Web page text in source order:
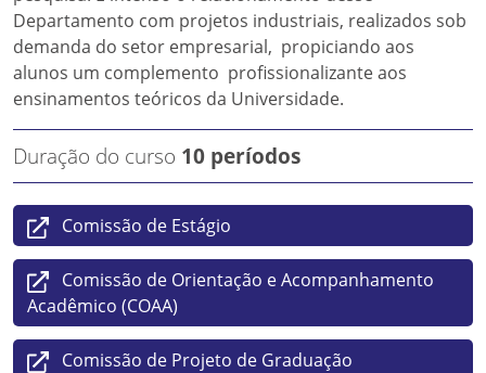
Departamento com projetos industriais, realizados sob
demanda do setor empresarial, propiciando aos
alunos um complemento profissionalizante aos
ensinamentos teóricos da Universidade.
Duração do curso 10 períodos
Comissão de Estágio
Comissão de Orientação e Acompanhamento
Acadêmico (COAA)
Comissão de Projeto de Graduação